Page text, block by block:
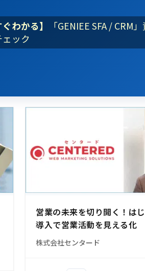
ぐわかる】
「GENIEE SFA / CRM
ェック
営業の未来を切り開く！は
導入で営業活動を見える化
株式会社センタード